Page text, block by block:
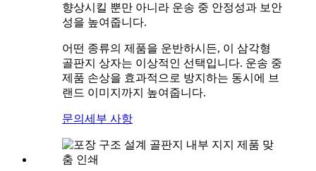
향상시킬 뿐만 아니라 운송 중 안정성과 보안
성을 높여줍니다.
어떤 종류의 제품을 운반하시든, 이 삼각형
골판지 상자는 이상적인 선택입니다. 운송 중
제품 손상을 효과적으로 방지하는 동시에 브
랜드 이미지까지 높여줍니다.
문의 세부 사항